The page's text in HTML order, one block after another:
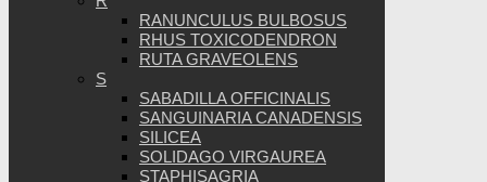
RANUNCULUS BULBOSUS
RHUS TOXICODENDRON
RUTA GRAVEOLENS
S
SABADILLA OFFICINALIS
SANGUINARIA CANADENSIS
SILICEA
SOLIDAGO VIRGAUREA
STAPHISAGRIA